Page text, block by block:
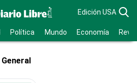
Edición USA
Política Mundo Economía
General